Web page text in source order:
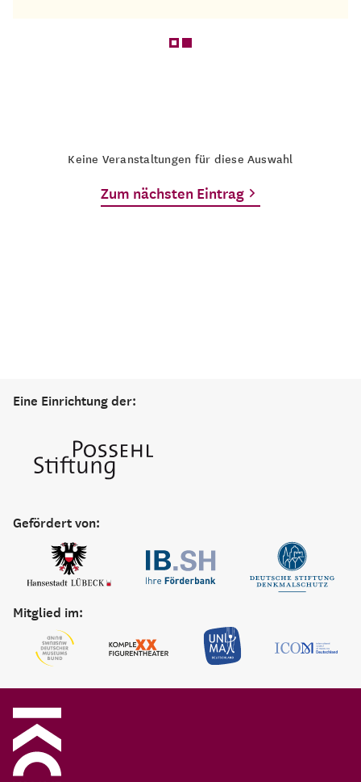
Keine Veranstaltungen für diese Auswahl
Zum nächsten Eintrag
Eine Einrichtung der:
Gefördert von:
Mitglied im: